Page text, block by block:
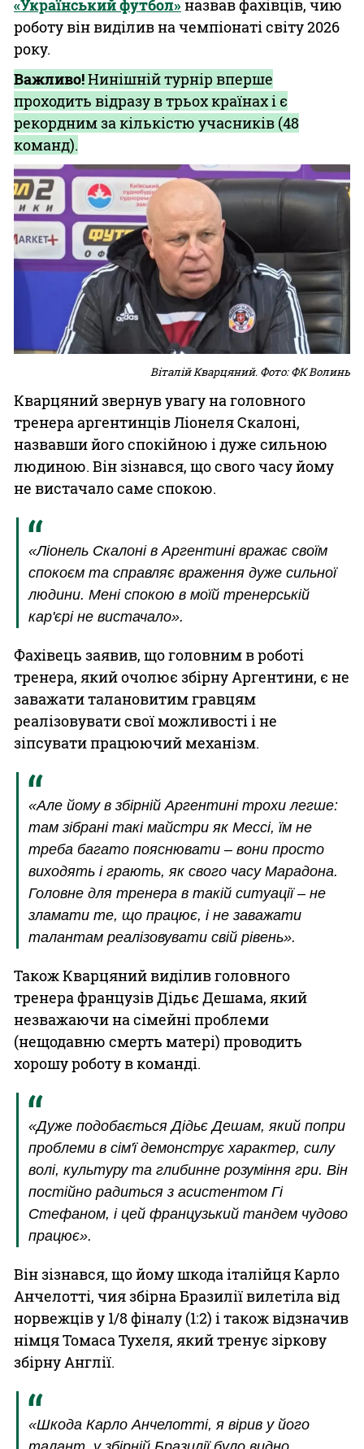
«Український футбол»назвав фахівців, чию
роботу він виділив на чемпіонаті світу 2026
року.
Важливо!Нинішній турнір вперше
проходить відразу в трьох країнах і є
рекордним за кількістю учасників (48
команд).
Віталій Кварцяний. Фото: ФК Волинь
Кварцяний звернув увагу на головного
тренера аргентинців Ліонеля Скалоні,
назвавши його спокійною і дуже сильною
людиною. Він зізнався, що свого часу йому
не вистачало саме спокою.
«Ліонель Скалоні в Аргентині вражає своїм
спокоєм та справляє враження дуже сильної
людини. Мені спокою в моїй тренерській
кар'єрі не вистачало».
Фахівець заявив, що головним в роботі
тренера, який очолює збірну Аргентини, є не
заважати талановитим гравцям
реалізовувати свої можливості і не
зіпсувати працюючий механізм.
«Але йому в збірній Аргентині трохи легше:
там зібрані такі майстри як Мессі, їм не
треба багато пояснювати – вони просто
виходять і грають, як свого часу Марадона.
Головне для тренера в такій ситуації – не
зламати те, що працює, і не заважати
талантам реалізовувати свій рівень».
Також Кварцяний виділив головного
тренера французів Дідьє Дешама, який
незважаючи на сімейні проблеми
(нещодавню смерть матері) проводить
хорошу роботу в команді.
«Дуже подобається Дідьє Дешам, який попри
проблеми в сім'ї демонструє характер, силу
волі, культуру та глибинне розуміння гри. Він
постійно радиться з асистентом Гі
Стефаном, і цей французький тандем чудово
працює».
Він зізнався, що йому шкода італійця Карло
Анчелотті, чия збірна Бразилії вилетіла від
норвежців у 1/8 фіналу (1:2) і також відзначив
німця Томаса Тухеля, який тренує зіркову
збірну Англії.
«Шкода Карло Анчелотті, я вірив у його